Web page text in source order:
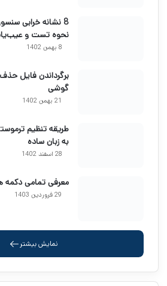
8 نشانه خرابی
نحوه تست و
8 بهمن 1402
برگرداندن فایل
گوشی
21 بهمن 1402
طریقه تنظیم
به زبان ساده
28 اسفند 1402
معرفی تمامی دکمه
29 فروردین 1403
نمایش بیشتر